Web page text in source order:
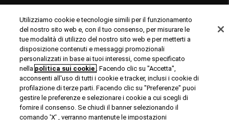
Riconoscimenti
Utilizziamo cookie e tecnologie simili per il funzionamento
del nostro sito web e, con il tuo consenso, per misurare le
tue modalità di utilizzo del nostro sito web e per metterti a
disposizione contenuti e messaggi promozionali
personalizzati in base ai tuoi interessi, come specificato
nella politica sui cookie . Facendo clic su "Accetta",
acconsenti all'uso di tutti i cookie e tracker, inclusi i cookie di
profilazione di terze parti. Facendo clic su "Preferenze" puoi
gestire le preferenze e selezionare i cookie a cui scegli di
fornire il consenso. Se chiudi il banner selezionando il
comando 'X' , verranno mantenute le impostazioni